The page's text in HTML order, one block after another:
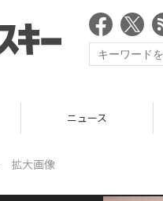
ニュース
拡大画像